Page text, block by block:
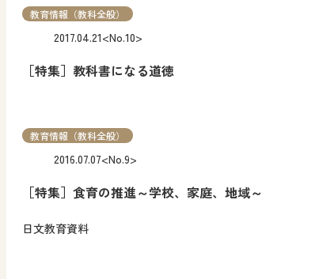
［特集］教科書になる道徳
2017.04.21<No.10>
教育情報（教科全般）
［特集］食育の推進～学校、家庭、地域～
日文教育資料
2016.07.07<No.9>
教育情報（教科全般）